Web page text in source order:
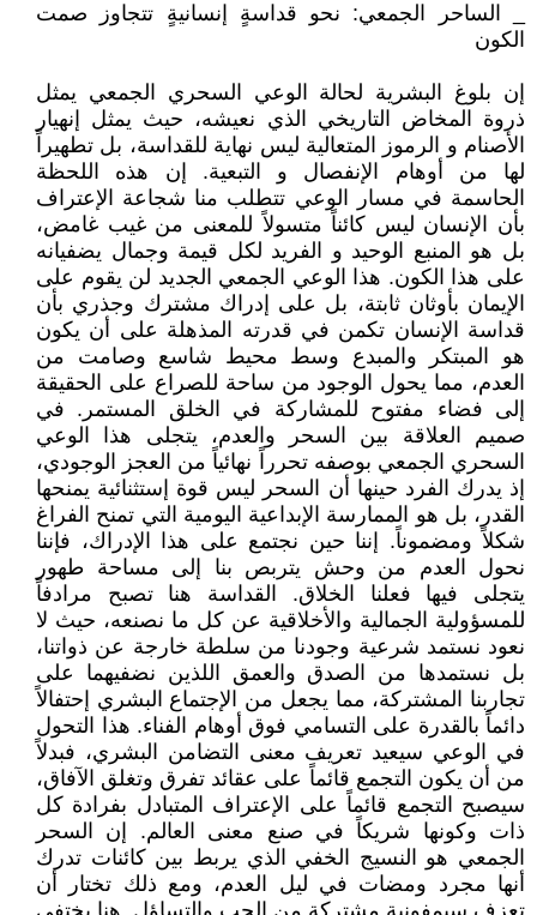
_ الساحر الجمعي: نحو قداسةٍ إنسانيةٍ تتجاوز صمت
الكون
إن بلوغ البشرية لحالة الوعي السحري الجمعي يمثل
ذروة المخاض التاريخي الذي نعيشه، حيث يمثل إنهيار
الأصنام و الرموز المتعالية ليس نهاية للقداسة، بل تطهيراً
لها من أوهام الإنفصال و التبعية. إن هذه اللحظة
الحاسمة في مسار الوعي تتطلب منا شجاعة الإعتراف
بأن الإنسان ليس كائناً متسولاً للمعنى من غيب غامض،
بل هو المنبع الوحيد و الفريد لكل قيمة وجمال يضفيانه
على هذا الكون. هذا الوعي الجمعي الجديد لن يقوم على
الإيمان بأوثان ثابتة، بل على إدراك مشترك وجذري بأن
قداسة الإنسان تكمن في قدرته المذهلة على أن يكون
هو المبتكر والمبدع وسط محيط شاسع وصامت من
العدم، مما يحول الوجود من ساحة للصراع على الحقيقة
إلى فضاء مفتوح للمشاركة في الخلق المستمر. في
صميم العلاقة بين السحر والعدم، يتجلى هذا الوعي
السحري الجمعي بوصفه تحرراً نهائياً من العجز الوجودي،
إذ يدرك الفرد حينها أن السحر ليس قوة إستثنائية يمنحها
القدر، بل هو الممارسة الإبداعية اليومية التي تمنح الفراغ
شكلاً ومضموناً. إننا حين نجتمع على هذا الإدراك، فإننا
نحول العدم من وحش يتربص بنا إلى مساحة طهور
يتجلى فيها فعلنا الخلاق. القداسة هنا تصبح مرادفاً
للمسؤولية الجمالية والأخلاقية عن كل ما نصنعه، حيث لا
نعود نستمد شرعية وجودنا من سلطة خارجة عن ذواتنا،
بل نستمدها من الصدق والعمق اللذين نضفيهما على
تجاربنا المشتركة، مما يجعل من الإجتماع البشري إحتفالاً
دائماً بالقدرة على التسامي فوق أوهام الفناء. هذا التحول
في الوعي سيعيد تعريف معنى التضامن البشري، فبدلاً
من أن يكون التجمع قائماً على عقائد تفرق وتغلق الآفاق،
سيصبح التجمع قائماً على الإعتراف المتبادل بفرادة كل
ذات وكونها شريكاً في صنع معنى العالم. إن السحر
الجمعي هو النسيج الخفي الذي يربط بين كائنات تدرك
أنها مجرد ومضات في ليل العدم، ومع ذلك تختار أن